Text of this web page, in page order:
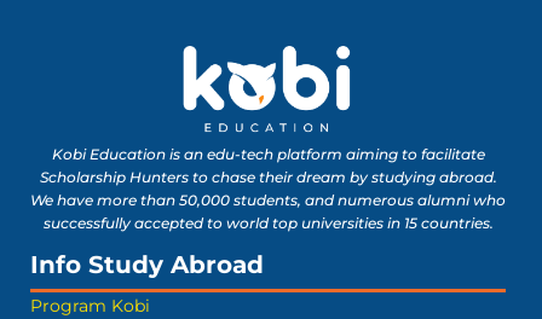
Kobi Education is an edu-tech platform aiming to facilitate
Scholarship Hunters to chase their dream by studying abroad.
We have more than 50,000 students, and numerous alumni who
successfully accepted to world top universities in 15 countries.
Info Study Abroad
Program Kobi